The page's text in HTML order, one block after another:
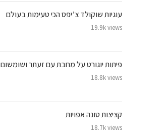
עוגיות שוקולד צ’יפס הכי טעימות בעולם
19.9k views
פיתות יוגורט על מחבת עם זעתר ושומשום
18.8k views
קציצות טונה אפויות
18.7k views